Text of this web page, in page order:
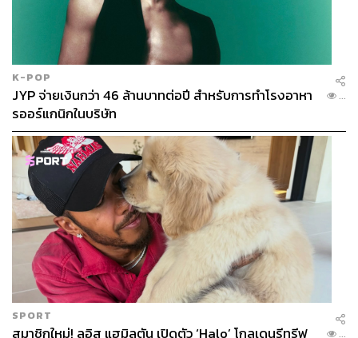
K-POP
JYP จ่ายเงินกว่า 46 ล้านบาทต่อปี สำหรับการทำโรงอาหา
รออร์แกนิกในบริษัท
...
SPORT
สมาชิกใหม่! ลูอิส แฮมิลตัน เปิดตัว ‘Halo’ โกลเดนรีทรีฟ ...